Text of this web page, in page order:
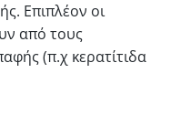
Επιπλέον οι
από τους
(π.χ κερατίτιδα